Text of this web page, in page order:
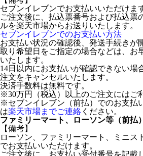
セブンイレブンでお支払いいただけま
ご注文後に、払込票番号および払込票
ルを楽天市場からお送りいたします。
セブンイレブンでのお支払い方法
お支払い状況の確認後、発送手続きが
取り希望日をご指定の場合などは、お
いたします。
14日以内にお支払いが確認できない場
注文をキャンセルいたします。
決済手数料は無料です。
※30万円（税込）以上のご注文にはご
※セブンイレブン（前払）でのお支払
は楽天市場までご連絡 ください。
ファミリーマート、ローソン等（前払）
【備考】
ローソン、ファミリーマート、ミニス
でお支払いいただけます。
ご注文後に、お支払い受付番号を記載